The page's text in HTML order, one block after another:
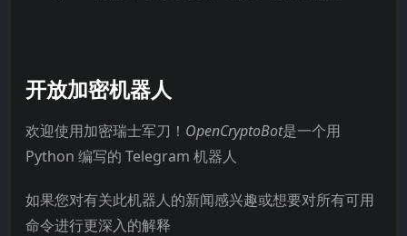
开放加密机器人
欢迎使用加密瑞士军刀！ OpenCryptoBot是一个用
Python 编写的 Telegram 机器人
如果您对有关此机器人的新闻感兴趣或想要对所有可用
命令进行更深入的解释